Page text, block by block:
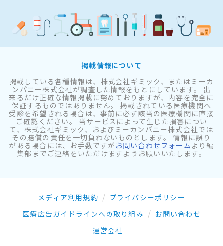
掲載情報について
掲載している各種情報は、株式会社ギミック、またはミーカ
ンパニー株式会社が調査した情報をもとにしています。 出
来るだけ正確な情報掲載に努めておりますが、内容を完全に
保証するものではありません。 掲載されている医療機関へ
受診を希望される場合は、事前に必ず該当の医療機関に直接
ご確認ください。 当サービスによって生じた損害につい
て、株式会社ギミック、およびミーカンパニー株式会社では
その賠償の責任を一切負わないものとします。 情報に誤り
がある場合には、お手数ですが お問い合わせフォーム より編
集部までご連絡をいただけますようお願いいたします。
メディア利用規約
プライバシーポリシー
医療広告ガイドラインへの取り組み
お問い合わせ
運営会社